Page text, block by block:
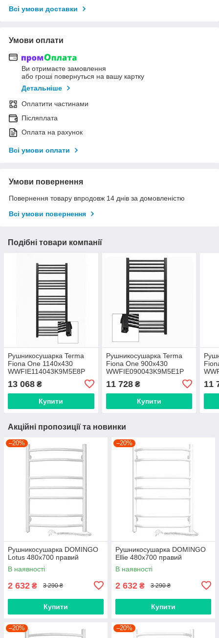
Всі умови доставки
Умови оплати
Ви отримаєте замовлення
або гроші повернуться на вашу картку
Детальніше
Оплатити частинами
Післяплата
Оплата на рахунок
Всі умови оплати
Умови повернення
Повернення товару впродовж 14 днів за домовленістю
Всі умови повернення
Подібні товари компанії
Рушникосушарка Terma
Fiona One 1140х430
WWFIE114043K9M5E8P
13 068 ₴
Купити
Рушникосушарка Terma
Fiona One 900х430
WWFIE090043K9M5E1P
11 728₴
Купити
11
Акційні пропозиції та новинки
–20%
Рушникосушарка DOMINGO
Lotus 480х700 правий
В наявності
2 632 ₴ 3 290 ₴
Купити
–20%
Рушникосушарка DOMINGO
Ellie 480x700 правий
В наявності
2 632 ₴ 3 290 ₴
Купити
–20% –20%